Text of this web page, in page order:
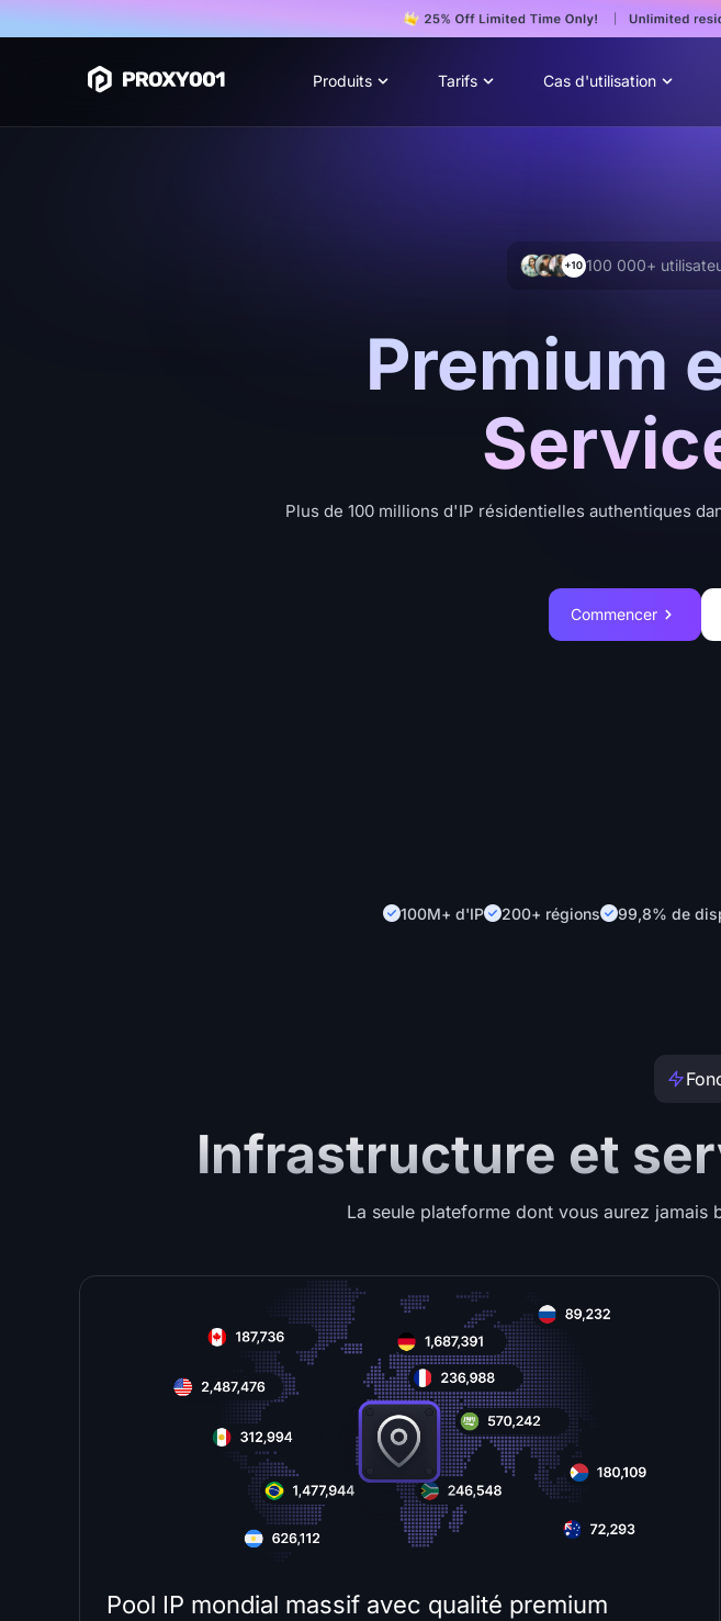
Produits Tarifs Cas d'utilisation
100 000+
Premium
Plus de 100 millions d'IP résidentielles authentiques
Commencer
100M+ d'IP 200+ régions 99,8% de
Infrastructure et
La seule plateforme dont vous aurez jamais
Pool IP mondial massif avec qualité premium